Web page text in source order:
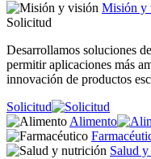
Misión y
Solicitud
Desarrollamos soluciones
permitir aplicaciones más
innovación de productos
Solicitud
Alimento
Salud